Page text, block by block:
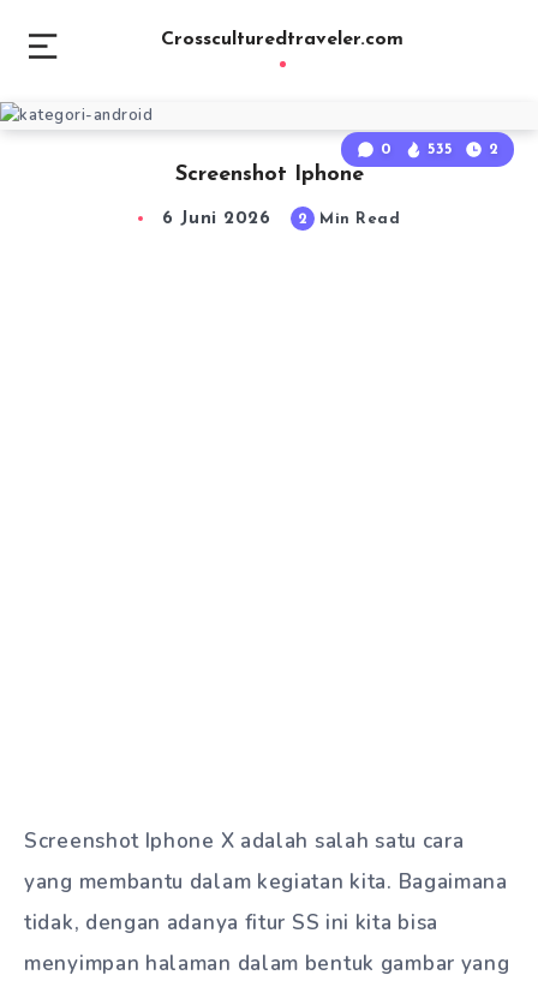
Crossculturedtraveler.com
Screenshot Iphone
0 535 2
6 Juni 2026 2 Min Read
Screenshot Iphone X adalah salah satu cara
yang membantu dalam kegiatan kita. Bagaimana
tidak, dengan adanya fitur SS ini kita bisa
menyimpan halaman dalam bentuk gambar yang